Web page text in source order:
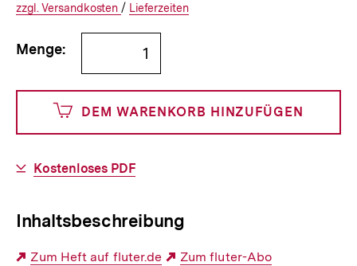
€
und
0
Cents
Versandkosten
Interner
Informationen
den
zzgl. zuzüglichen
Versandkosten / Interner
Informationen
Lieferzeiten
Bestellmenge
angeben
Menge:
DEM WARENKORB HINZUFÜGEN
Download-
Kostenloses PDF
Inhaltsbeschreibung
Externer
Zum Heft auf fluter.de
Externer
Zum fluter-Abo